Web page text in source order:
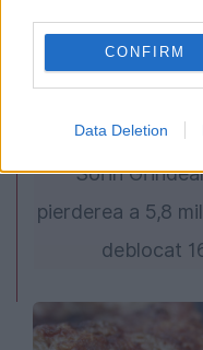
CONFIRM
Data Deletion
Sorin
pierderea a 5,8
deblocat